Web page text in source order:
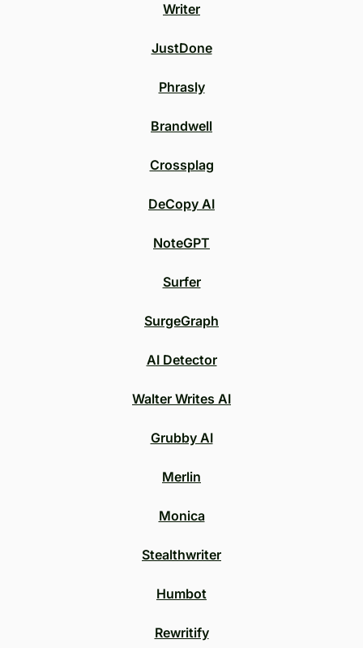
Writer
JustDone
Phrasly
Brandwell
Crossplag
DeCopy AI
NoteGPT
Surfer
SurgeGraph
AI Detector
Walter Writes AI
Grubby AI
Merlin
Monica
Stealthwriter
Humbot
Rewritify